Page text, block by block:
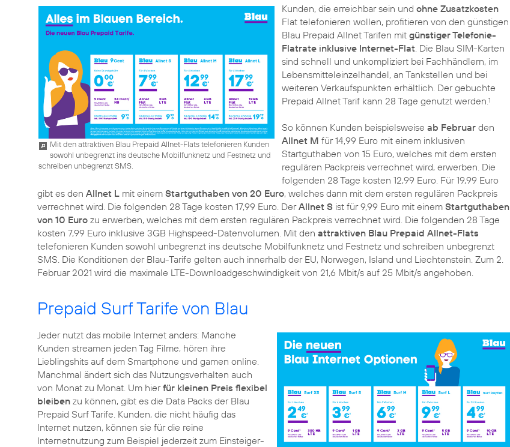
Mit den attraktiven Blau Prepaid Allnet-Flats telefonieren Kunden
sowohl unbegrenzt ins deutsche Mobilfunknetz und Festnetz und
schreiben unbegrenzt SMS.
Kunden, die erreichbar sein und ohne Zusatzkosten
Flat telefonieren wollen, profitieren von den günstigen
Blau Prepaid Allnet Tarifen mit günstiger Telefonie-
Flatrate inklusive Internet-Flat. Die Blau SIM-Karten
sind schnell und unkompliziert bei Fachhändlern, im
Lebensmitteleinzelhandel, an Tankstellen und bei
weiteren Verkaufspunkten erhältlich. Der gebuchte
Prepaid Allnet Tarif kann 28 Tage genutzt werden.1
So können Kunden beispielsweise ab Februarden
Allnet M für 14,99 Euro mit einem inklusiven
Startguthaben von 15 Euro, welches mit dem ersten
regulären Packpreis verrechnet wird, erwerben. Die
folgenden 28 Tage kosten 12,99 Euro. Für 19,99 Euro
gibt es den Allnet L mit einem Startguthaben von 20 Euro, welches dann mit dem ersten regulären Packpreis
verrechnet wird. Die folgenden 28 Tage kosten 17,99 Euro. DerAllnet S ist für 9,99 Euro mit einem Startguthaben
von 10 Euro zu erwerben, welches mit dem ersten regulären Packpreis verrechnet wird. Die folgenden 28 Tage
kosten 7,99 Euro inklusive 3GB Highspeed-Datenvolumen. Mit den attraktiven Blau Prepaid Allnet-Flats
telefonieren Kunden sowohl unbegrenzt ins deutsche Mobilfunknetz und Festnetz und schreiben unbegrenzt
SMS. Die Konditionen der Blau-Tarife gelten auch innerhalb der EU, Norwegen, Island und Liechtenstein. Zum 2.
Februar 2021 wird die maximale LTE-Downloadgeschwindigkeit von 21,6 Mbit/s auf 25 Mbit/s angehoben.
Prepaid Surf Tarife von Blau
Jeder nutzt das mobile Internet anders: Manche
Kunden streamen jeden Tag Filme, hören ihre
Lieblingshits auf dem Smartphone und gamen online.
Manchmal ändert sich das Nutzungsverhalten auch
von Monat zu Monat. Um hierfür kleinen Preis flexibel
bleiben zu können, gibt es die Data Packs der Blau
Prepaid Surf Tarife. Kunden, die nicht häufig das
Internet nutzen, können sie für die reine
Internetnutzung zum Beispiel jederzeit zum Einsteiger-